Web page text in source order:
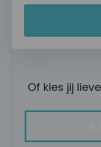
Of kies jij